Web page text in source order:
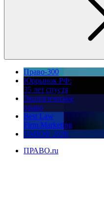
Право-300
Юррынок РФ:
35 лет спустя
Экологическое
право
Best Law
Firm Marketing
ПМЮФ 2026
ПРАВО.ru